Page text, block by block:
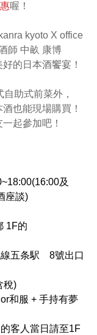
喔！
kyoto X office
師 中畝 康博
的日本酒饗宴！
助式前菜外，
也能現場購買！
起參加吧！
及
座談)
1F的
五条駅　8號出口
稅)
和服 + 手持有夢
客人當日請至1F